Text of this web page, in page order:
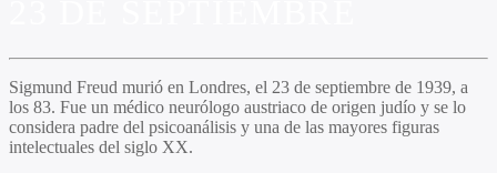
Sigmund Freud murió en Londres, el 23 de septiembre de 1939, a
los 83. Fue un médico neurólogo austriaco de origen judío y se lo
considera padre del psicoanálisis y una de las mayores figuras
intelectuales del siglo XX.